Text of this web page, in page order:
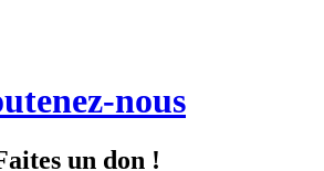
nous
un don !